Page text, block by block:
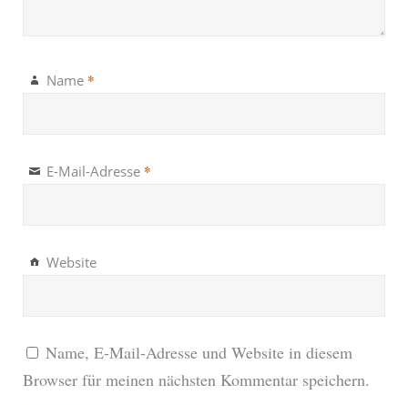
Name *
E-Mail-Adresse *
Website
Name, E-Mail-Adresse und Website in diesem
Browser für meinen nächsten Kommentar speichern.